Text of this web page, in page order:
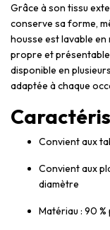
Grâce à son tissu
conserve sa forme,
housse est lavable en
propre et
disponible en
adaptée à chaque
Convient aux
Convient aux
diamètre
Matériau : 90